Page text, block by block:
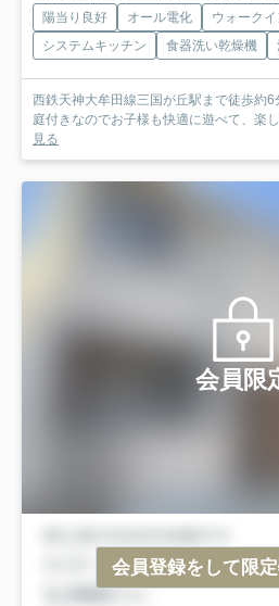
陽当り良好 オール電化
ウォーク
システムキッチン
食器洗い乾燥機
西鉄天神大牟田線三国が丘駅まで徒歩約6
庭付きなのでお子様も快適に遊べて、楽
見る
会員限
会員登録をして限